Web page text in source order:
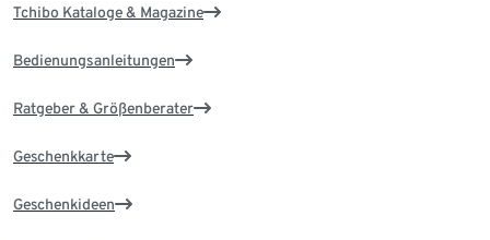
Tchibo Kataloge & Magazine
Bedienungsanleitungen
Ratgeber & Größenberater
Geschenkkarte
Geschenkideen